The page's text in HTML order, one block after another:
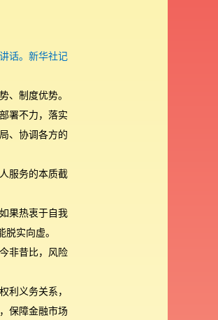
话。新华社记
、制度优势。
署不力，落实
、协调各方的
服务的本质截
果热衷于自我
实向虚。
非昔比，风险
利义务关系，
保障金融市场